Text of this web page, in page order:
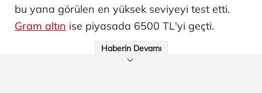
bu yana görülen en yüksek seviyeyi test etti.
Gram altın ise piyasada 6500 TL'yi geçti.
Haberin Devamı